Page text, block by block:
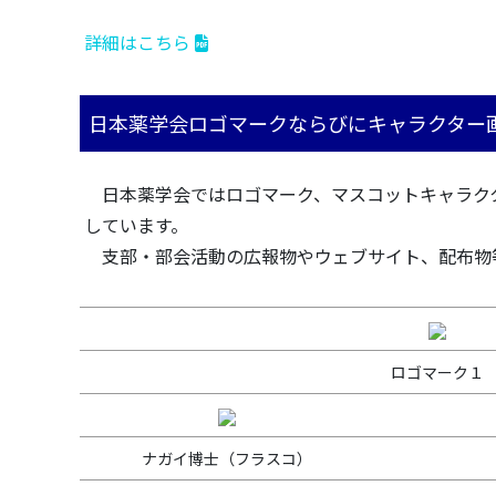
詳細はこちら
日本薬学会ロゴマークならびにキャラクター
日本薬学会ではロゴマーク、マスコットキャラ
しています。
支部・部会活動の広報物やウェブサイト、配布
ロゴマーク１
ナガイ博士（フラスコ）